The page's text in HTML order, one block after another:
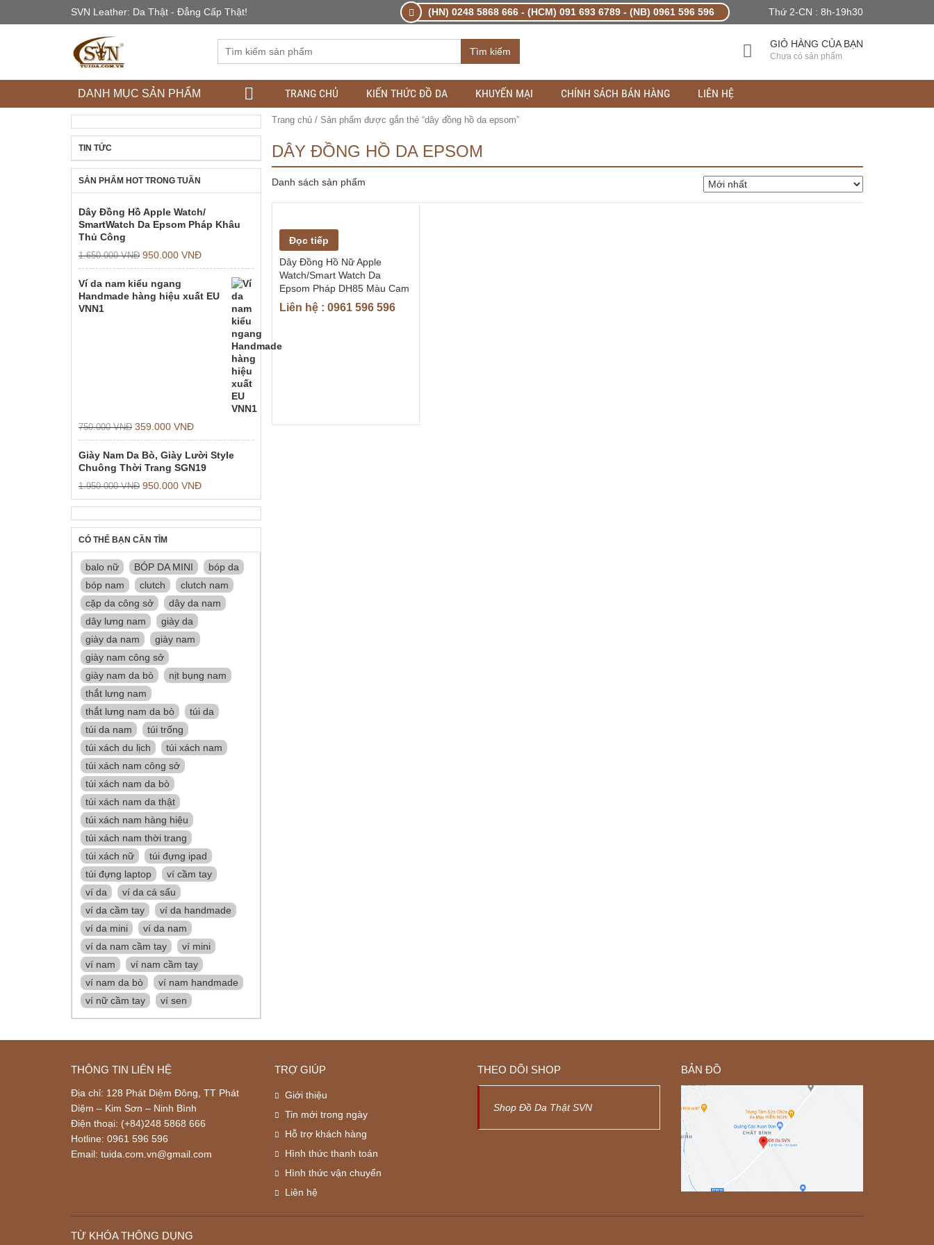
SVN Leather: Da Thật - Đẳng Cấp Thật! (HN) 0248 5868 666 - (HCM) 091 693 6789 - (NB) 0961 596 596 Thứ 2-CN : 8h-19h30
Tìm kiếm
GIỎ HÀNG CỦA BẠN
Chưa có sản phẩm
DANH MỤC SẢN PHẨM TRANG CHỦ KIẾN THỨC ĐỒ DA KHUYẾN MẠI CHÍNH SÁCH BÁN HÀNG LIÊN HỆ
Trang chủ/ Sản phẩm được gắn thẻ “dây đồng hồ da epsom”
DÂY ĐỒNG HỒ DA EPSOM
Danh sách sản phẩm
Đọc tiếp
Dây Đồng Hồ Nữ Apple
Watch/Smart Watch Da
Epsom Pháp DH85 Màu Cam
Liên hệ : 0961 596 596
TIN TỨC
SẢN PHẨM HOT TRONG TUẦN
Dây Đồng Hồ Apple Watch/
SmartWatch Da Epsom Pháp Khâu
Thủ Công
1.650.000VNĐ 950.000 VNĐ
Ví da nam kiểu ngang
Handmade hàng hiệu xuất EU
VNN1
750.000VNĐ 359.000 VNĐ
Giày Nam Da Bò, Giày Lười Style
Chuông Thời Trang SGN19
1.950.000VNĐ 950.000 VNĐ
CÓ THỂ BẠN CẦN TÌM
balo nữ BÓP DA MINI
bóp da
bóp nam
clutch
clutch nam
cặp da công sở
dây da nam
dây lưng nam
giày da
giày da nam
giày nam
giày nam công sở
giày nam da bò
nịt bụng nam
thắt lưng nam
thắt lưng nam da bò
túi da
túi da nam
túi trống
túi xách du lịch
túi xách nam
túi xách nam công sở
túi xách nam da bò
túi xách nam da thật
túi xách nam hàng hiệu
túi xách nam thời trang
túi xách nữ
túi đựng ipad
túi đựng laptop
ví cầm tay
ví da
ví da cá sấu
ví da cầm tay
ví da handmade
ví da mini
ví da nam
ví da nam cầm tay
ví mini
ví nam
ví nam cầm tay
ví nam da bò
ví nam handmade
ví nữ cầm tay
ví sen
THÔNG TIN LIÊN HỆ
Địa chỉ: 128 Phát Diệm Đông, TT Phát
Diệm – Kim Sơn – Ninh Bình
Điện thoại: (+84)248 5868 666
Hotline: 0961 596 596
Email: tuida.com.vn@gmail.com
TRỢ GIÚP
Giới thiệu
Tin mới trong ngày
Hỗ trợ khách hàng
Hình thức thanh toán
Hình thức vận chuyển
Liên hệ
THEO DÕI SHOP
Shop Đồ Da Thật SVN
BẢN ĐỒ
TỪ KHÓA THÔNG DỤNG